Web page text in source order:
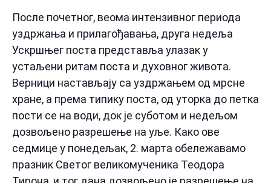
После почетног, веома интензивног периода
уздржања и прилагођавања, друга недеља
Ускршњег поста представља улазак у
устаљени ритам поста и духовног живота.
Верници настављају са уздржањем од мрсне
хране, а према типику поста, од уторка до петка
пости се на води, док је суботом и недељом
дозвољено разрешење на уље. Како ове
седмице у понедељак, 2. марта обележавамо
празник Светог великомученика Теодора